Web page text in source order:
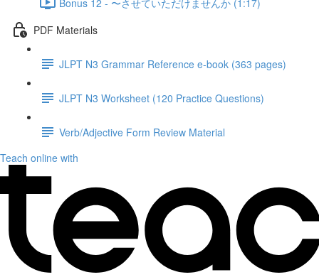
PDF Materials
JLPT N3 Grammar Reference e-book (363 pages)
JLPT N3 Worksheet (120 Practice Questions)
Verb/Adjective Form Review Material
Teach online with